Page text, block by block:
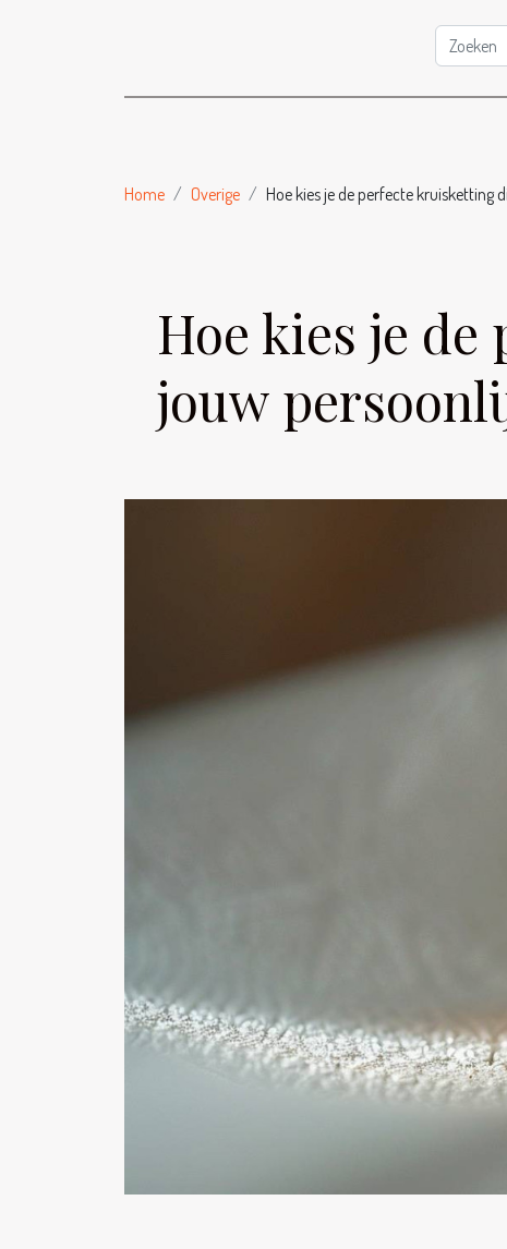
Home Overige Hoe kies je de perfecte kruisketting
Hoe kies je
jouw